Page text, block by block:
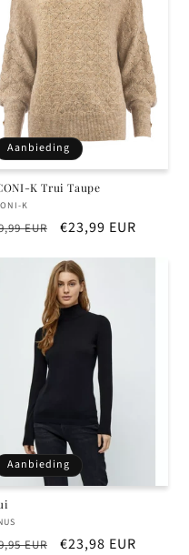
Aanbieding
K Trui Taupe
K
EUR Aanbiedingsprijs
€23,99 EUR
Aanbieding
EUR Aanbiedingsprijs
€23,98 EUR